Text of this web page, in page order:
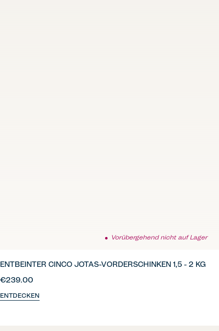
Vorübergehend nicht auf Lager
ENTBEINTER CINCO JOTAS-VORDERSCHINKEN 1,5 - 2 KG
€239.00
ENTDECKEN